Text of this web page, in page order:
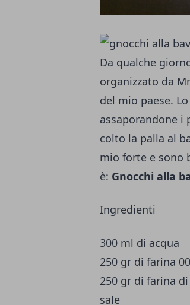
Da qualche
organizzato da
del mio paese.
assaporandone i
colto la palla al
mio forte e sono
è: Gnocchi alla
Ingredienti
300 ml di acqua
250 gr di farina 00
250 gr di farina
sale